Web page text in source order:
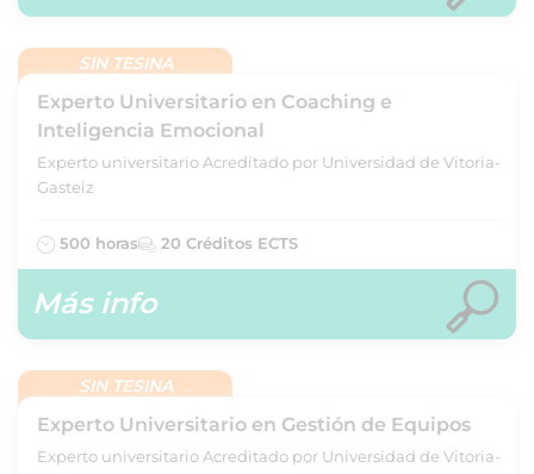
SIN TESINA
Experto Universitario en Coaching e
Inteligencia Emocional
Experto universitario Acreditado por Universidad de Vitoria-
Gasteiz
500 horas 20 Créditos ECTS
Más info
SIN TESINA
Experto Universitario en Gestión de Equipos
Experto universitario Acreditado por Universidad de Vitoria-